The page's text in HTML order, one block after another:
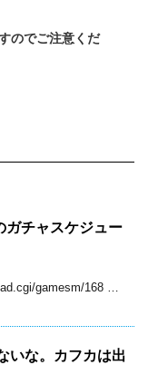
のでご注意くだ
ガチャスケジュー
gamesm/168 …
いな。カフカは出